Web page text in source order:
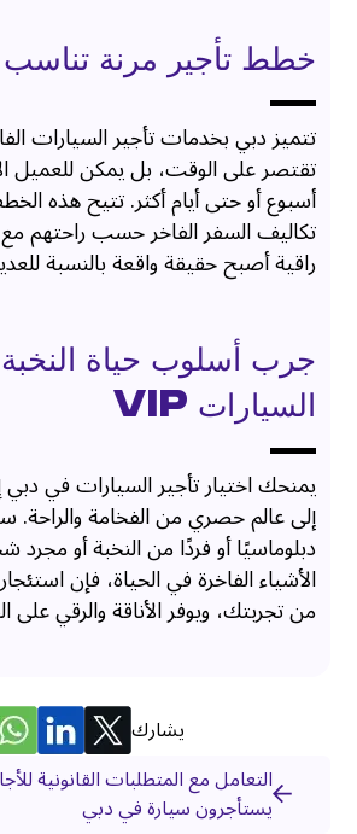
خطط تأجير مرنة تناسب
تتميز دبي بخدمات تأجير السيارات
تقتصر على الوقت، بل يمكن للعميل
أسبوع أو حتى أيام أكثر. تتيح هذه
تكاليف السفر الفاخر حسب راحتهم
راقية أصبح حقيقة واقعة بالنسبة
جرب أسلوب حياة النخبة
السيارات VIP
يمنحك اختيار تأجير السيارات في
إلى عالم حصري من الفخامة والراحة.
دبلوماسيًا أو فردًا من النخبة أو
من تجربتك، ويوفر الأناقة والرقي على
يشارك
التعامل مع المتطلبات القانونية
يستأجرون سيارة في دبي